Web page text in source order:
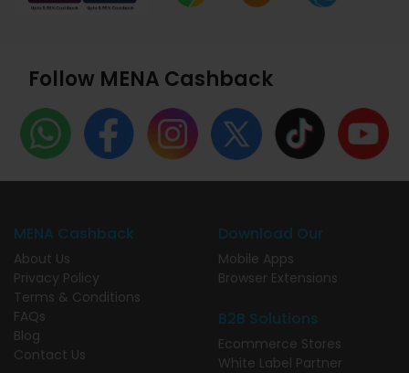
Follow MENA Cashback
MENA Cashback
About Us
Privacy Policy
Terms & Conditions
FAQs
Blog
Contact Us
Download Our
Mobile Apps
Browser Extensions
B2B Solutions
Ecommerce Stores
White Label Partner